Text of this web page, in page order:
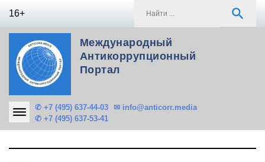
16+ search
Международный
Антикоррупционный
Портал
✆ +7 (495) 637-44-03
✆ +7 (495) 637-53-41
✉ info@anticorr.media